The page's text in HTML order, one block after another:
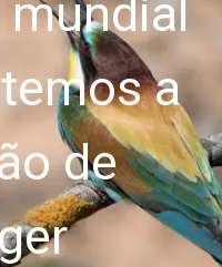
aos
de
com